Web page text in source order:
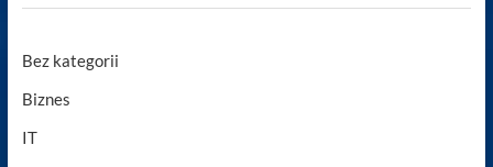
Bez kategorii
Biznes
IT